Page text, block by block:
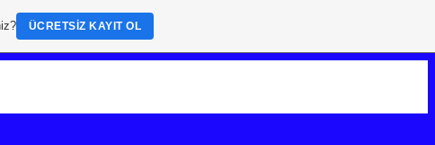
ÜCRETSIZ KAYIT OL